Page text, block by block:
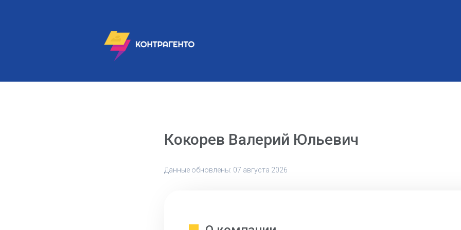
Кокорев Валерий Юльевич
Данные обновлены: 07 августа 2026